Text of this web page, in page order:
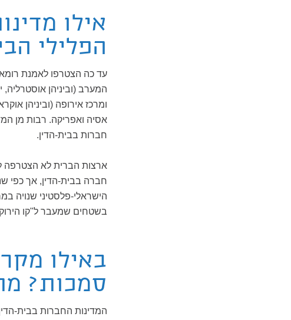
אילו
הפלילי
ומרכז אירופה (וביניהן
אסיה ואפריקה. רבות מן
חברות בבית-הדין.
ארצות הברית לא הצטרפה
חברה בבית-הדין, אך כפי
הישראלי-פלסטיני שנויה
בשטחים שמעבר ל"קו
באילו
סמכות?
המדינות החברות בבית-